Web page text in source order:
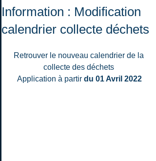
Information : Modification
calendrier collecte déchets
Retrouver le nouveau calendrier de la
collecte des déchets
Application à partir du 01 Avril 2022